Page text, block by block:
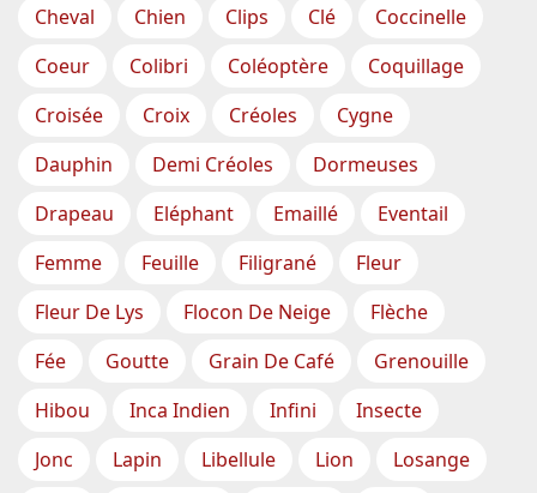
Cheval
Chien Clips Clé
Coccinelle
Coeur
Colibri Coléoptère
Coquillage
Croisée
Croix Créoles
Cygne
Dauphin
Demi Créoles
Dormeuses
Drapeau
Eléphant Emaillé
Eventail
Femme
Feuille Filigrané
Fleur
Fleur De Lys
Flocon De Neige
Flèche
Fée
Goutte Grain De Café
Grenouille
Hibou
Inca Indien Infini
Insecte
Jonc
Lapin Libellule Lion
Losange